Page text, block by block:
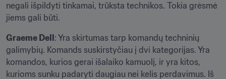
negali išpildyti tinkamai, trūksta technikos. Tokia grėsmė
jiems gali būti.
Graeme Dell : Yra skirtumas tarp komandų techninių
galimybių. Komands suskirstyčiau į dvi kategorijas. Yra
komandos, kurios gerai išalaiko kamuolį, ir yra kitos,
kurioms sunku padaryti daugiau nei kelis perdavimus. Iš